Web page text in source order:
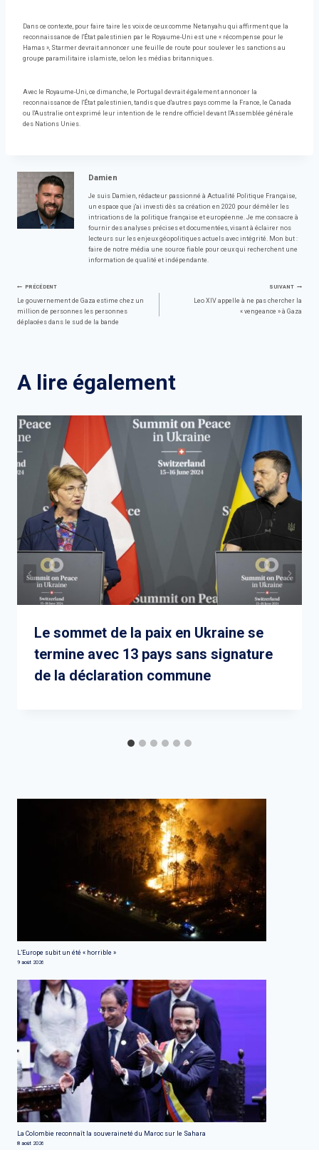
Dans ce contexte, pour faire taire les voix de ceux comme Netanyahu qui affirment que la
reconnaissance de l'État palestinien par le Royaume-Uni est une « récompense pour le
Hamas », Starmer devrait annoncer une feuille de route pour soulever les sanctions au
groupe paramilitaire islamiste, selon les médias britanniques.
Avec le Royaume-Uni, ce dimanche, le Portugal devrait également annoncer la
reconnaissance de l'État palestinien, tandis que d'autres pays comme la France, le Canada
ou l'Australie ont exprimé leur intention de le rendre officiel devant l'Assemblée générale
des Nations Unies.
Damien
Je suis Damien, rédacteur passionné à Actualité Politique Française,
un espace que j'ai investi dès sa création en 2020 pour démêler les
intrications de la politique française et européenne. Je me consacre à
fournir des analyses précises et documentées, visant à éclairer nos
lecteurs sur les enjeux géopolitiques actuels avec intégrité. Mon but :
faire de notre média une source fiable pour ceux qui recherchent une
information de qualité et indépendante.
Navigation
de
PRÉCÉDENT
Le gouvernement de Gaza estime chez un
million de personnes les personnes
déplacées dans le sud de la bande
SUIVANT
Leo XIV appelle à ne pas chercher la
« vengeance » à Gaza
A lire également
Le sommet de la paix en Ukraine se
termine avec 13 pays sans signature
de la déclaration commune
L’Europe subit un été « horrible »
9 août 2026
La Colombie reconnaît la souveraineté du Maroc sur le Sahara
8 août 2026